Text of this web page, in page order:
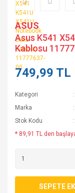
ASUS
Asus K541
Kablosu
749,99 TL
Kategori
Marka
Stok Kodu
* 89,91 TL den
SEPETE